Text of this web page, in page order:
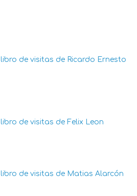
libro de visitas de Ricardo Ernesto
libro de visitas de Felix Leon
libro de visitas de Matias Alarcón